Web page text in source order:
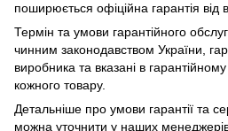
поширюється офіційна гарантія від
Термін та умови гарантійного
чинним законодавством України,
виробника та вказані в
кожного товару.
Детальніше про умови гарантії та
можна уточнити у наших